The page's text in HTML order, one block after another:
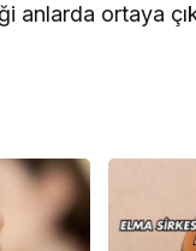
anlarda ortaya